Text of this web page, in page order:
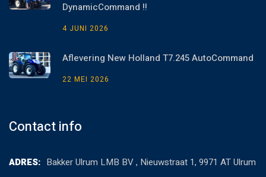
DynamicCommand !!
4 JUNI 2026
Aflevering New Holland T7.245 AutoCommand
22 MEI 2026
Contact info
ADRES: Bakker Ulrum LMB BV , Nieuwstraat 1, 9971 AT Ulrum